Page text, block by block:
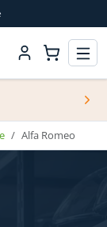
Alfa Romeo